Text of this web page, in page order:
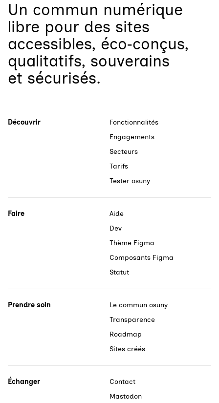
Un commun numérique
libre pour des sites
accessibles, éco‑conçus,
qualitatifs, souverains
et sécurisés.
Découvrir
Fonctionnalités
Engagements
Secteurs
Tarifs
Tester osuny
Faire
Aide
Dev
Thème Figma
Composants Figma
Statut
Prendre soin
Le commun osuny
Transparence
Roadmap
Sites créés
Échanger
Contact
Mastodon